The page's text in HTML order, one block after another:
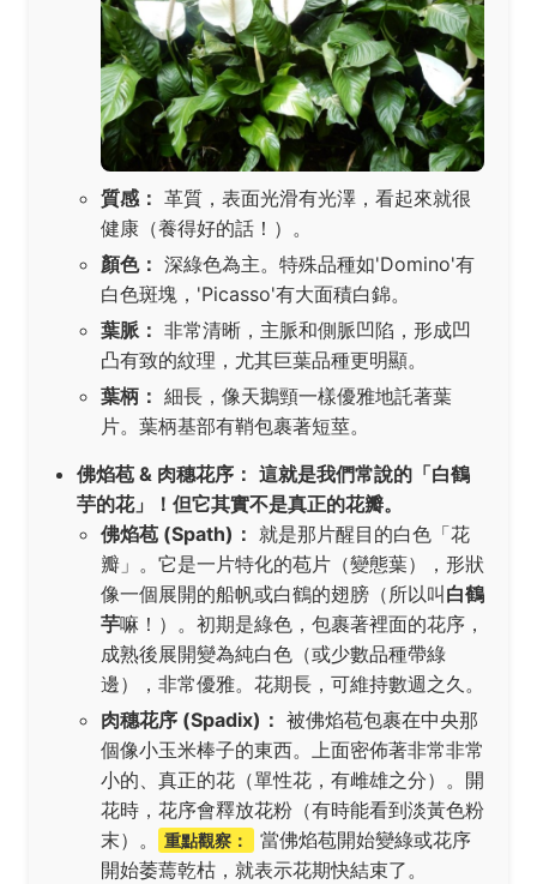
質感： 革質，表面光滑有光澤，看起來就很
健康（養得好的話！）。
顏色： 深綠色為主。特殊品種如'Domino'有
白色斑塊，'Picasso'有大面積白錦。
葉脈： 非常清晰，主脈和側脈凹陷，形成凹
凸有致的紋理，尤其巨葉品種更明顯。
葉柄： 細長，像天鵝頸一樣優雅地託著葉
片。葉柄基部有鞘包裹著短莖。
佛焰苞 & 肉穗花序： 這就是我們常說的「白鶴
芋的花」！但它其實不是真正的花瓣。
佛焰苞 (Spath)： 就是那片醒目的白色「花
瓣」。它是一片特化的苞片（變態葉），形狀
像一個展開的船帆或白鶴的翅膀（所以叫 白鶴
芋嘛！）。初期是綠色，包裹著裡面的花序，
成熟後展開變為純白色（或少數品種帶綠
邊），非常優雅。花期長，可維持數週之久。
肉穗花序 (Spadix)： 被佛焰苞包裹在中央那
個像小玉米棒子的東西。上面密佈著非常非常
小的、真正的花（單性花，有雌雄之分）。開
花時，花序會釋放花粉（有時能看到淡黃色粉
末）。
重點觀察：
當佛焰苞開始變綠或花序
開始萎蔫乾枯，就表示花期快結束了。